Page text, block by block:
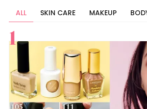
ALL SKIN CARE MAKEUP
すべて
スキンケア
メイク
ボディケア
美活
ヘア
ライフスタイル
ビューティーズ